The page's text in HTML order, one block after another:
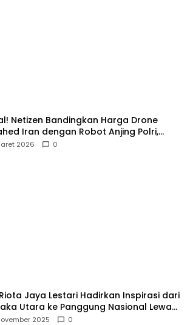
Netizen Bandingkan Harga Drone
Iran dengan Robot Anjing Polri,
Capai 5 Kali Lipat
2026 0
Jaya Lestari Hadirkan Inspirasi dari
Utara ke Panggung Nasional Lewat
Penghargaan Bergengsi
2025 0